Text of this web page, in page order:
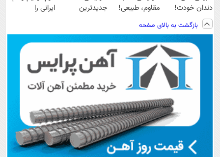
دندان خودت!
نصب آسان و
پرداخت اقساطی
💳 📍 تهران
مقاوم، طبیعی!
رایگان+پرداخت
اقساطی😍
جدیدترین
پرداخت قسطی
ایرانی را
بازگشت به بالای صفحه